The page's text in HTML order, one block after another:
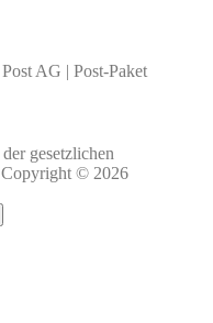
AG | Post-Paket
gesetzlichen
Copyright © 2026